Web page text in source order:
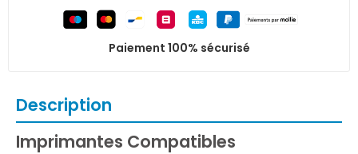
Paiement 100% sécurisé
Description
Imprimantes Compatibles